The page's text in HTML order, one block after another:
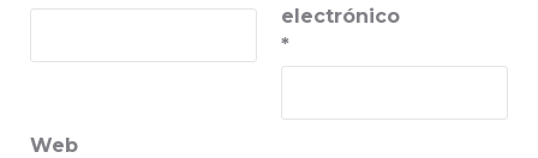
electrónico
*
Web